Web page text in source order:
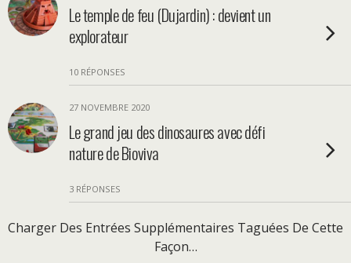
Le temple de feu (Dujardin) : devient un
explorateur
10 RÉPONSES
27 NOVEMBRE 2020
Le grand jeu des dinosaures avec défi
nature de Bioviva
3 RÉPONSES
Charger Des Entrées Supplémentaires Taguées De Cette
Façon…